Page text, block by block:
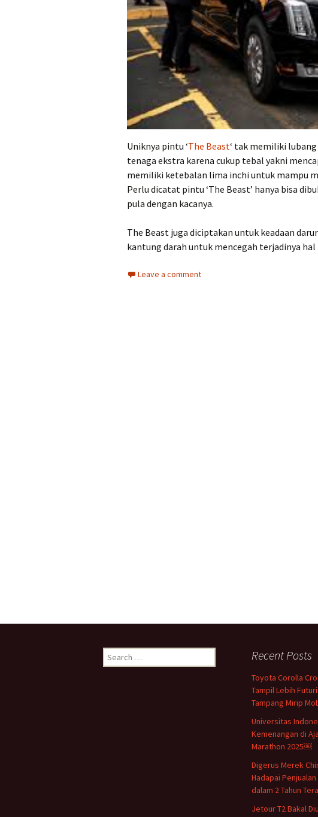
Uniknya pintu ‘The Beast‘ tak memiliki
tenaga ekstra karena cukup tebal yakni
memiliki ketebalan lima inchi untuk mampu
Perlu dicatat pintu ‘The Beast’ hanya bisa
pula dengan kacanya.
The Beast juga diciptakan untuk keadaan
kantung darah untuk mencegah terjadinya hal
Leave a comment
Search
for:
Recent Posts
Toyota Corolla
Tampil Lebih
Tampang Mirip
Universitas
Kemenangan di
Marathon 2025￼
Digerus Merek
Hadapai
dalam 2 Tahun
Jetour T2 Bakal